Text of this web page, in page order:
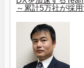
～累計5万社が採